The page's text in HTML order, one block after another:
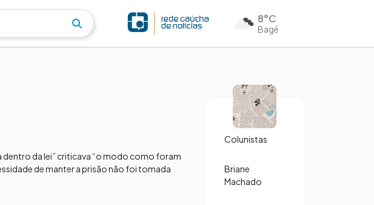
8°C
Bagé
da lei” criticava “o modo como foram
de manter a prisão não foi tomada
Colunistas
Briane
Machado